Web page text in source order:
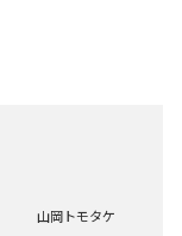
山岡トモタケ